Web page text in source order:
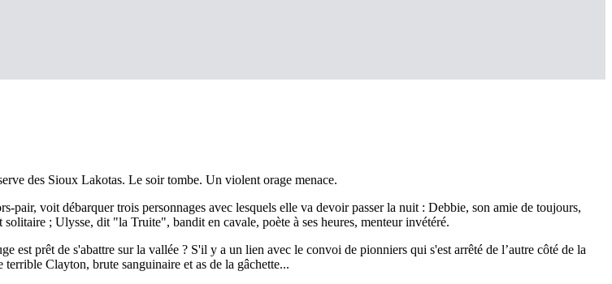
des Sioux Lakotas. Le soir tombe. Un violent orage menace.
pair, voit débarquer trois personnages avec lesquels elle va devoir passer la nuit : Debbie, son amie de toujours,
; Ulysse, dit "la Truite", bandit en cavale, poète à ses heures, menteur invétéré.
est prêt de s'abattre sur la vallée ? S'il y a un lien avec le convoi de pionniers qui s'est arrêté de l’autre côté de la
Clayton, brute sanguinaire et as de la gâchette...